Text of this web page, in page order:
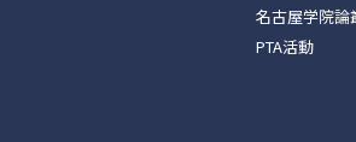
名古屋学院論
PTA活動